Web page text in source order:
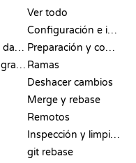
Estructuras de datos
Algoritmos de grafos
Ver todo
Configuración e inicio
Preparación y commit
Ramas
Deshacer cambios
Merge y rebase
Remotos
Inspección y limpieza
git rebase